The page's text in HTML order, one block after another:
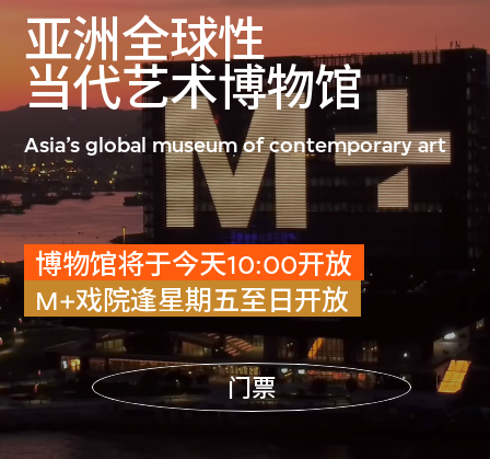
亚洲全球性
当代艺术博物馆
Asia’s global museum of contemporary art
博物馆将于今天10:00开放
M+戏院逢星期五至日开放
门票